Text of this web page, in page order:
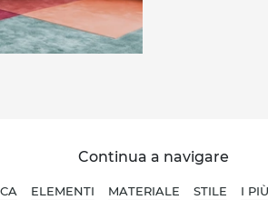
Continua a navigare
ELEMENTI MATERIALE STILE I